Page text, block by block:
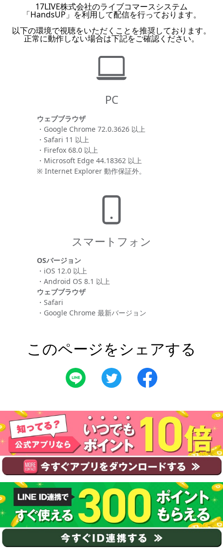
17LIVE株式会社のライブコマースシステム
「HandsUP」を利用して配信を行っております。
以下の環境で視聴をいただくことを推奨しております。
正常に動作しない場合は下記をご確認ください。
PC
ウェブブラウザ
・Google Chrome 72.0.3626 以上
・Safari 11 以上
・Firefox 68.0 以上
・Microsoft Edge 44.18362 以上
※ Internet Explorer 動作保証外。
スマートフォン
OSバージョン
・iOS 12.0 以上
・Android OS 8.1 以上
ウェブブラウザ
・Safari
・Google Chrome 最新バージョン
このページをシェアする